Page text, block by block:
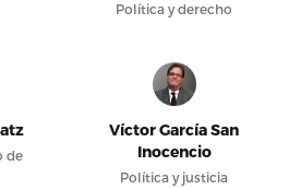
Política y derecho
de
Víctor García San
Inocencio
Política y justicia